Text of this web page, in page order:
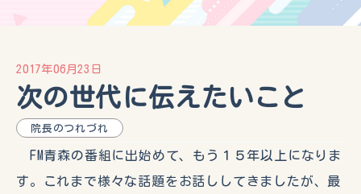
2017年06月23日
次の世代に伝えたいこと
院長のつれづれ
FM青森の番組に出始めて、もう１５年以上になりま
す。これまで様々な話題をお話ししてきましたが、最